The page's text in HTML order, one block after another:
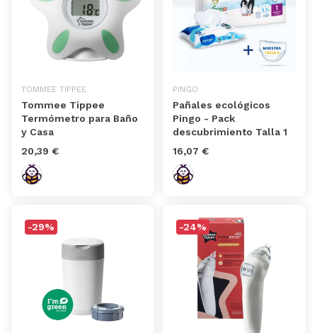
TOMMEE TIPPEE
Tommee Tippee
Termómetro para Baño
y Casa
20,39 €
PINGO
Pañales ecológicos
Pingo - Pack
descubrimiento Talla 1
16,07 €
-29% -24%